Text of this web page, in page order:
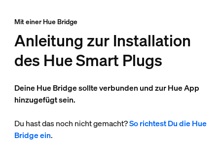
Mit einer Hue Bridge
Anleitung zur Installation
des Hue Smart Plugs
Deine Hue Bridge sollte verbunden und zur Hue App
hinzugefügt sein.
Du hast das noch nicht gemacht?So richtest Du die Hue
Bridge ein.